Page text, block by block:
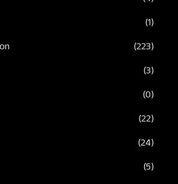
(1)
(223)
(3)
(0)
(22)
(24)
(5)